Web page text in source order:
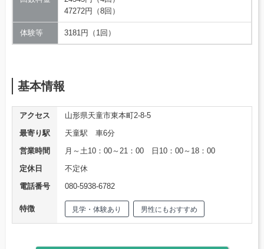
47272円（8回）
体験等 3181円（1回）
基本情報
アクセス
山形県天童市東本町2-8-5
最寄り駅
天童駅 車6分
営業時間
月～土10：00～21：00 日10：00～18：00
定休日
不定休
電話番号
080-5938-6782
特徴 見学・体験あり 男性にもおすすめ